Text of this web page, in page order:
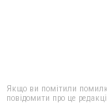
Якщо ви помітили
повідомити про це